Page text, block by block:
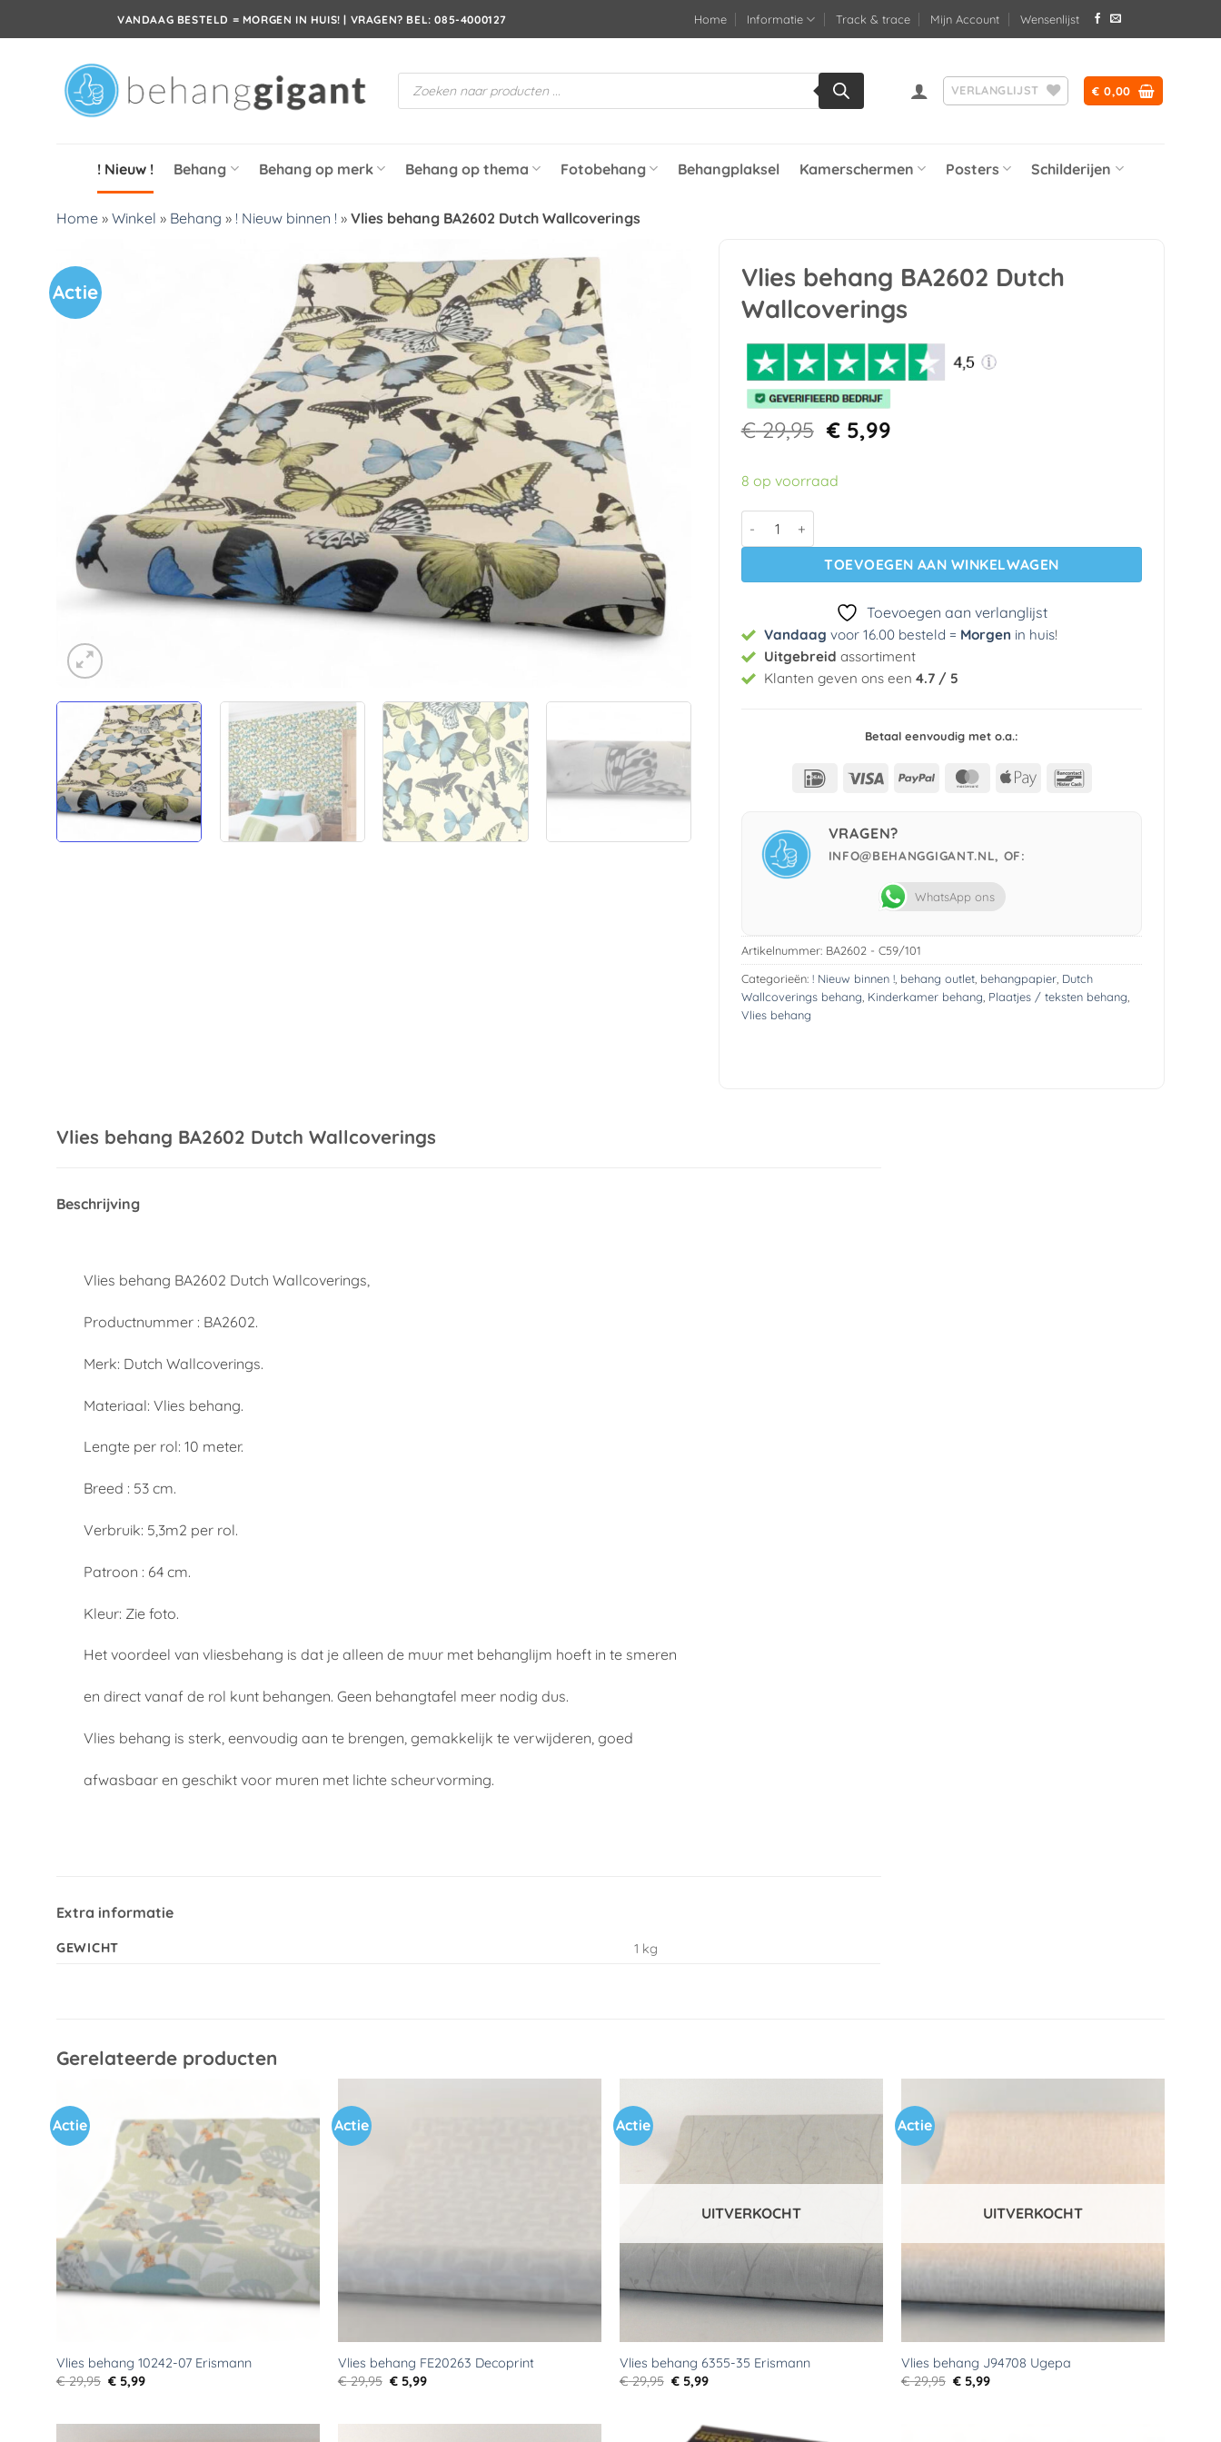
VANDAAG BESTELD = MORGEN IN HUIS! | VRAGEN? BEL: 085-4000127 Home Informatie Track & trace Mijn Account Wensenlijst
Producten
zoeken
VERLANGLIJST € 0,00
! Nieuw ! Behang Behang op merk Behang op thema Fotobehang Behangplaksel Kamerschermen Posters Schilderijen
Home » Winkel » Behang » ! Nieuw binnen ! » Vlies behang BA2602 Dutch Wallcoverings
Actie
Vlies behang BA2602 Dutch
Wallcoverings
€29,95 Oorspronkelijke
prijs
was:
€ 29,95.
€5,99Huidige
8 op voorraad
Vlies behang BA2602 Dutch Wallcoverings aantal
TOEVOEGEN AAN WINKELWAGEN
Toevoegen aan verlanglijst
Vandaag voor 16.00 besteld = Morgen in huis!
Uitgebreid assortiment
Klanten geven ons een 4.7 / 5
Betaal eenvoudig met o.a.:
IDeal Visa PayPal MasterCard
Apple
VRAGEN?
INFO@BEHANGGIGANT.NL, OF:
WhatsApp ons
Artikelnummer: BA2602 - C59/101
Categorieën: ! Nieuw binnen !, behang outlet, behangpapier, Dutch
Wallcoverings behang Kinderkamer behang Plaatjes / teksten behang
Vlies behang
Vlies behang BA2602 Dutch Wallcoverings
Beschrijving
Vlies behang BA2602 Dutch Wallcoverings,
Productnummer : BA2602.
Merk: Dutch Wallcoverings.
Materiaal: Vlies behang.
Lengte per rol: 10 meter.
Breed : 53 cm.
Verbruik: 5,3m2 per rol.
Patroon : 64 cm.
Kleur: Zie foto.
Het voordeel van vliesbehang is dat je alleen de muur met behanglijm hoeft in te smeren
en direct vanaf de rol kunt behangen. Geen behangtafel meer nodig dus.
Vlies behang is sterk, eenvoudig aan te brengen, gemakkelijk te verwijderen, goed
afwasbaar en geschikt voor muren met lichte scheurvorming.
Extra informatie
GEWICHT 1 kg
Gerelateerde producten
Actie
Toevoegen
verlanglijst
Vlies behang 10242-07 Erismann
€29,95 Oorspronkelijke
prijs
€ 5,99Huidige
Actie
Vlies behang FE20263 Decoprint
€29,95 Oorspronkelijke
prijs
€ 5,99Huidige
Actie
UITVERKOCHT
Vlies behang 6355-35 Erismann
€29,95 Oorspronkelijke
prijs
€ 5,99Huidige
Actie
UITVERKOCHT
Vlies behang J94708 Ugepa
€29,95 Oorspronkelijke
prijs
€ 5,99Huidige